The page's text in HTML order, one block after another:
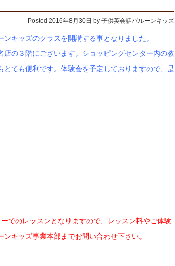
Posted 2016年8月30日 by 子供英会話バルーンキッズ
ンキッズのクラスを開講する事となりました。
の３階にございます。ショッピングセンター内の教
ても便利です。体験会を予定しておりますので、是
でのレッスンとなりますので、レッスン料やご体験
キッズ事業本部までお問い合わせ下さい。